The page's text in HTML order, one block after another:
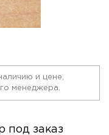
и цене,
менеджера.
под заказ